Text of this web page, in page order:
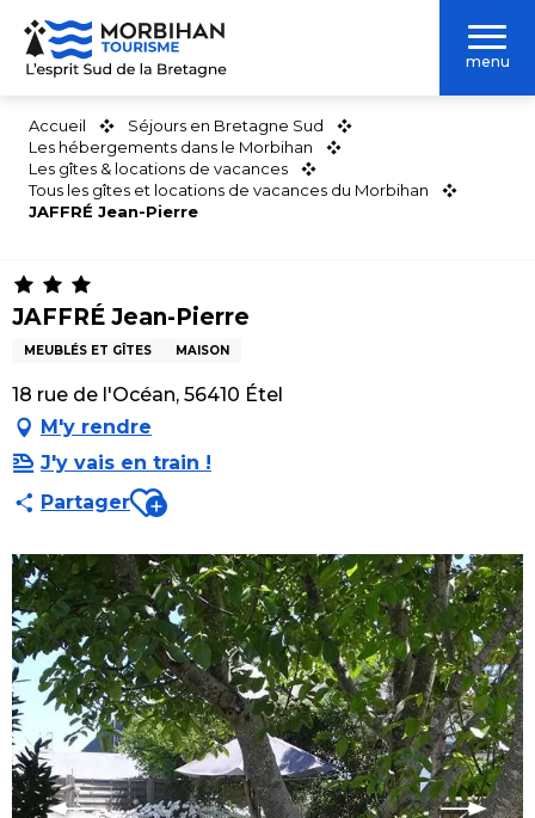
Aller
contenu
menu
Accueil
Séjours en Bretagne Sud
Les hébergements dans le Morbihan
Les gîtes & locations de vacances
Tous les gîtes et locations de vacances du Morbihan
JAFFRÉ Jean-Pierre
JAFFRÉ Jean-Pierre
MEUBLÉS ET GÎTES MAISON
18 rue de l'Océan, 56410 Étel
M'y rendre
J'y vais en train !
PartagerAjouter aux favoris